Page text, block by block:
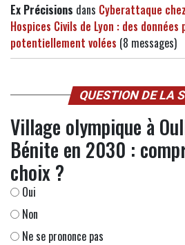
Ex Précisions dans Cyberattaque
Hospices Civils de Lyon : des données
potentiellement volées (8 messages)
QUESTION DE LA
Village olympique à
Bénite en 2030 :
choix ?
Oui
Non
Ne se prononce pas